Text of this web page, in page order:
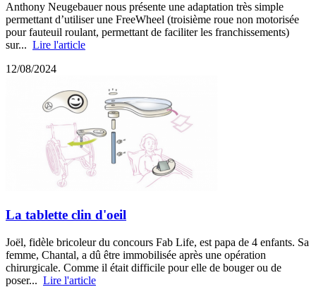
Anthony Neugebauer nous présente une adaptation très simple
permettant d’utiliser une FreeWheel (troisième roue non motorisée
pour fauteuil roulant, permettant de faciliter les franchissements)
sur... Lire l'article
12/08/2024
La tablette clin d'oeil
Joël, fidèle bricoleur du concours Fab Life, est papa de 4 enfants. Sa
femme, Chantal, a dû être immobilisée après une opération
chirurgicale. Comme il était difficile pour elle de bouger ou de
poser... Lire l'article